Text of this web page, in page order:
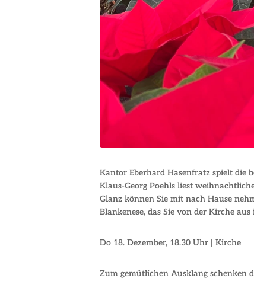
Kantor Eberhard Hasenfratz spielt die
Klaus-Georg Poehls liest
Glanz können Sie mit nach Hause
Blankenese, das Sie von der Kirche
Do 18. Dezember, 18.30 Uhr | Kirche
Zum gemütlichen Ausklang schenken